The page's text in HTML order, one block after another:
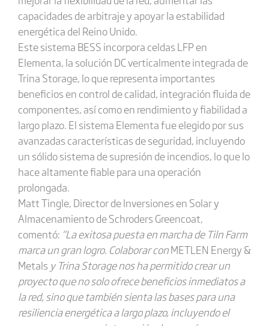
capacidades de arbitraje y apoyar la estabilidad
energética del Reino Unido.
Este sistema BESS incorpora celdas LFP en
Elementa, la solución DC verticalmente integrada de
Trina Storage, lo que representa importantes
beneficios en control de calidad, integración fluida de
componentes, así como en rendimiento y fiabilidad a
largo plazo. El sistema Elementa fue elegido por sus
avanzadas características de seguridad, incluyendo
un sólido sistema de supresión de incendios, lo que lo
hace altamente fiable para una operación
prolongada.
Matt Tingle, Director de Inversiones en Solar y
Almacenamiento de Schroders Greencoat,
comentó: “La exitosa puesta en marcha de Tiln Farm
marca un gran logro. Colaborar conMETLEN Energy &
Metals y Trina Storage nos ha permitido crear un
proyecto que no solo ofrece beneficios inmediatos a
la red, sino que también sienta las bases para una
resiliencia energética a largo plazo, incluyendo el